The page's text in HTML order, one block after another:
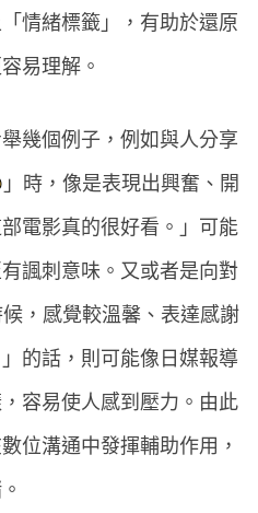
情緒標籤」，有助於還原
易理解。
幾個例子，例如與人分享
」時，像是表現出興奮、開
電影真的很好看。」可能
諷刺意味。又或者是向對
候，感覺較溫馨、表達感謝
的話，則可能像日媒報導
容易使人感到壓力。由此
位溝通中發揮輔助作用，